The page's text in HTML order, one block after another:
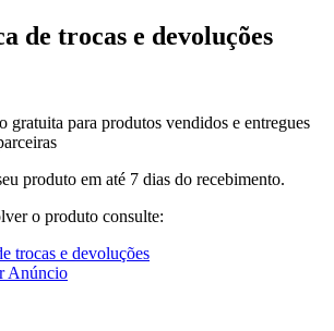
de trocas e devoluções
gratuita para produtos vendidos e entregues
produto em até 7 dias do recebimento.
o produto consulte:
trocas e devoluções
Anúncio